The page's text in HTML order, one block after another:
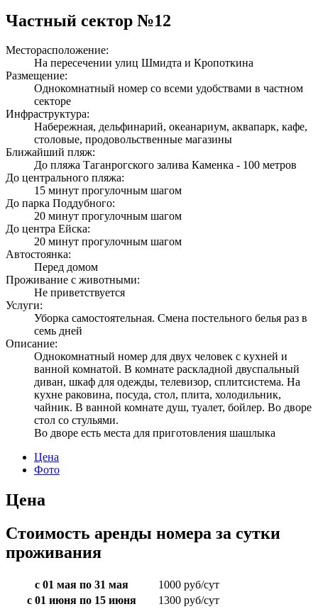
Частный сектор №12
Месторасположение:
На пересечении улиц Шмидта и Кропоткина
Размещение:
Однокомнатный номер со всеми удобствами в частном
секторе
Инфраструктура:
Набережная, дельфинарий, океанариум, аквапарк, кафе,
столовые, продовольственные магазины
Ближайший пляж:
До пляжа Таганрогского залива Каменка - 100 метров
До центрального пляжа:
15 минут прогулочным шагом
До парка Поддубного:
20 минут прогулочным шагом
До центра Ейска:
20 минут прогулочным шагом
Автостоянка:
Перед домом
Проживание с животными:
Не приветствуется
Услуги:
Уборка самостоятельная. Смена постельного белья раз в
семь дней
Описание:
Однокомнатный номер для двух человек с кухней и
ванной комнатой. В комнате раскладной двуспальный
диван, шкаф для одежды, телевизор, сплитсистема. На
кухне раковина, посуда, стол, плита, холодильник,
чайник. В ванной комнате душ, туалет, бойлер. Во дворе
стол со стульями.
Во дворе есть места для приготовления шашлыка
Цена
Фото
Цена
Стоимость аренды номера за сутки
проживания
с 01 мая по 31 мая
1000 руб/сут
с 01 июня по 15 июня
1300 руб/сут